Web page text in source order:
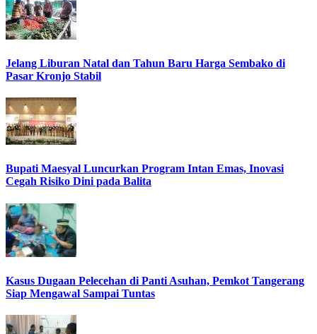
Jelang Liburan Natal dan Tahun Baru Harga Sembako di
Pasar Kronjo Stabil
Bupati Maesyal Luncurkan Program Intan Emas, Inovasi
Cegah Risiko Dini pada Balita
Kasus Dugaan Pelecehan di Panti Asuhan, Pemkot Tangerang
Siap Mengawal Sampai Tuntas